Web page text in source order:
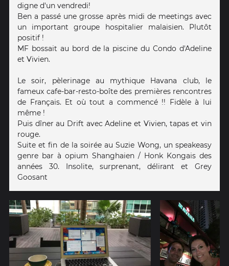
digne d'un vendredi!
Ben a passé une grosse après midi de meetings avec
un important groupe hospitalier malaisien. Plutôt
positif !
MF bossait au bord de la piscine du Condo d'Adeline
et Vivien.
Le soir, pèlerinage au mythique Havana club, le
fameux cafe-bar-resto-boîte des premières rencontres
de Français. Et où tout a commencé !! Fidèle à lui
même !
Puis dîner au Drift avec Adeline et Vivien, tapas et vin
rouge.
Suite et fin de la soirée au Suzie Wong, un speakeasy
genre bar à opium Shanghaien / Honk Kongais des
années 30. Insolite, surprenant, délirant et Grey
Goosant